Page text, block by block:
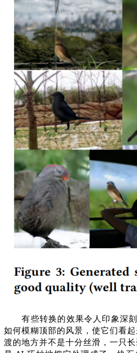
有些转换的效果令人印象深刻
如何模糊顶部的风景，使它们看
渡的地方并不是十分丝滑，一只